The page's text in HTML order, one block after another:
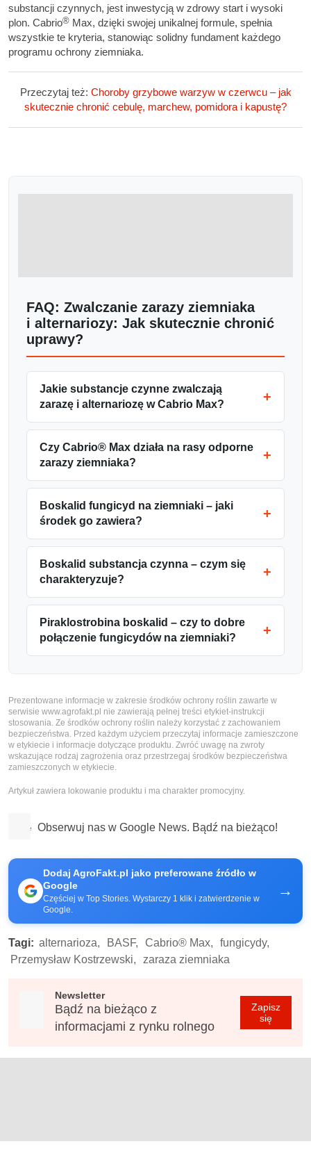
substancji czynnych, jest inwestycją w zdrowy start i wysoki
plon. Cabrio® Max, dzięki swojej unikalnej formule, spełnia
wszystkie te kryteria, stanowiąc solidny fundament każdego
programu ochrony ziemniaka.
Przeczytaj też: Choroby grzybowe warzyw w czerwcu – jak
skutecznie chronić cebulę, marchew, pomidora i kapustę?
FAQ: Zwalczanie zarazy ziemniaka
i alternariozy: Jak skutecznie chronić
uprawy?
Jakie substancje czynne zwalczają
zarazę i alternariozę w Cabrio Max?
Czy Cabrio® Max działa na rasy odporne
zarazy ziemniaka?
Boskalid fungicyd na ziemniaki – jaki
środek go zawiera?
Boskalid substancja czynna – czym się
charakteryzuje?
Piraklostrobina boskalid – czy to dobre
połączenie fungicydów na ziemniaki?
Prezentowane informacje w zakresie środków ochrony roślin zawarte w
serwisie www.agrofakt.pl nie zawierają pełnej treści etykiet-instrukcji
stosowania. Ze środków ochrony roślin należy korzystać z zachowaniem
bezpieczeństwa. Przed każdym użyciem przeczytaj informacje zamieszczone
w etykiecie i informacje dotyczące produktu. Zwróć uwagę na zwroty
wskazujące rodzaj zagrożenia oraz przestrzegaj środków bezpieczeństwa
zamieszczonych w etykiecie.
Artykuł zawiera lokowanie produktu i ma charakter promocyjny.
Obserwuj nas w Google News. Bądź na bieżąco!
Dodaj AgroFakt.pl jako preferowane źródło w
Google
Częściej w Top Stories. Wystarczy 1 klik i zatwierdzenie w
Google.
→
Tagi: alternarioza, BASF, Cabrio® Max,
fungicydy,
Przemysław Kostrzewski,
zaraza ziemniaka
Newsletter
Bądź na bieżąco z
informacjami z rynku rolnego
Zapisz
się